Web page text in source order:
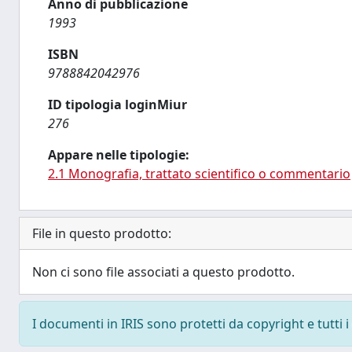
Anno di pubblicazione
1993
ISBN
9788842042976
ID tipologia loginMiur
276
Appare nelle tipologie:
2.1 Monografia, trattato scientifico o commentario
File in questo prodotto:
Non ci sono file associati a questo prodotto.
I documenti in IRIS sono protetti da copyright e tutti